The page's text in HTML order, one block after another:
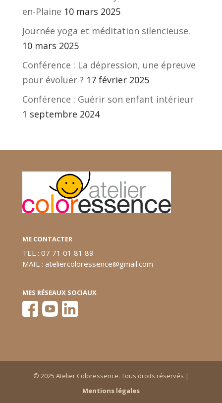
en-Plaine 10 mars 2025
Journée yoga et méditation silencieuse.
10 mars 2025
Conférence : La dépression, une épreuve
pour évoluer ? 17 février 2025
Conférence : Guérir son enfant intérieur
1 septembre 2024
ME CONTACTER
TEL : 07 71 01 81 89
MAIL : ateliercoloressence@gmail.com
MES RÉSEAUX SOCIAUX
© 2025 Atelier Coloressence. Tous droits réservés |
Mentions légales